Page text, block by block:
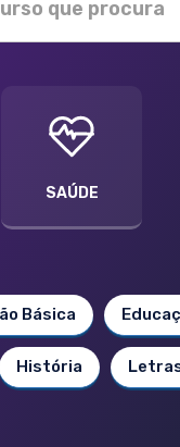
SAÚDE
Básica
História